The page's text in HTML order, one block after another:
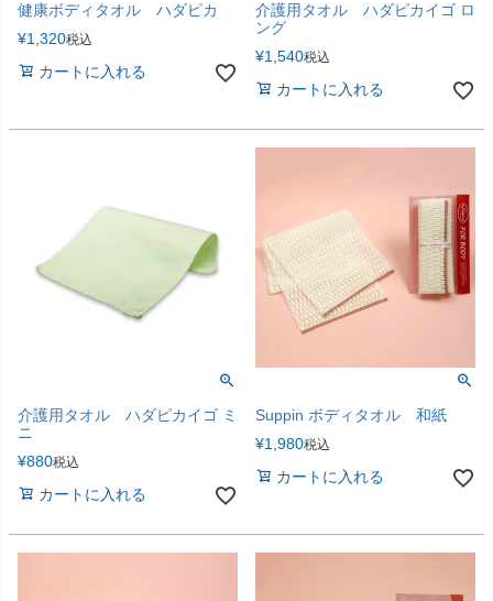
健康ボディタオル ハダピカ
¥1,320税込
カートに入れる
介護用タオル ハダピカイゴ ロ
ング
¥1,540税込
カートに入れる
介護用タオル ハダピカイゴ ミ
ニ
¥880税込
カートに入れる
Suppin ボディタオル 和紙
¥1,980税込
カートに入れる